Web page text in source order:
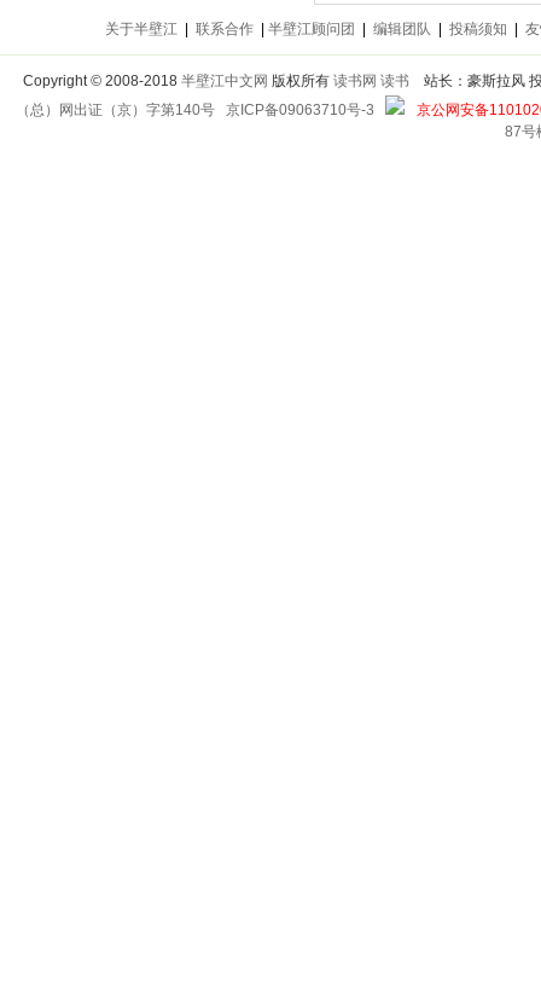
关于半壁江 联系合作 半壁江顾问团 编辑团队 投稿须知
Copyright©2008-2018 半壁江中文网 版权所有 读书网 读书
站长：豪斯拉风
（总）网出证（京）字第140号 京ICP备09063710号-3
京公网安备
87号